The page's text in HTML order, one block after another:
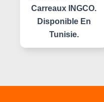
Carreaux INGCO.
Disponible En
Tunisie.